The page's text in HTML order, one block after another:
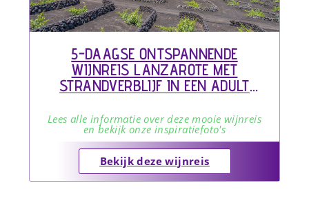
5-DAAGSE ONTSPANNENDE
WIJNREIS LANZAROTE MET
STRANDVERBLIJF IN EEN ADULT
Lees alle informatie over deze mooie wijnreis
en bekijk onze inspiratiefoto's
Bekijk deze wijnreis